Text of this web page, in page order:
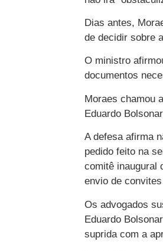
Dias antes,
de decidir sobre
O ministro
documentos
Moraes chamou
Eduardo
A defesa afirma
pedido feito na
comitê inaugural
envio de
Os advogados
Eduardo
suprida com a